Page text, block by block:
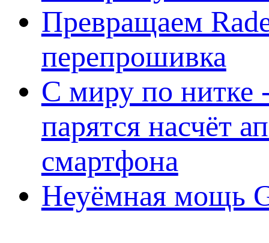
Превращаем
перепрошивка
С миру по нитке
парятся насчёт
смартфона
Неуёмная мощь